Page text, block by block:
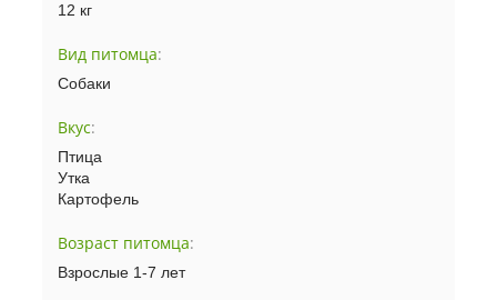
12 кг
Вид питомца:
Собаки
Вкус:
Птица
Утка
Картофель
Возраст питомца:
Взрослые 1-7 лет